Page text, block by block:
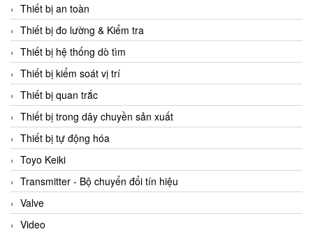
Thiết bị an toàn
Thiết bị đo lường & Kiểm tra
Thiết bị hệ thống dò tìm
Thiết bị kiểm soát vị trí
Thiết bị quan trắc
Thiết bị trong dây chuyền sản xuất
Thiết bị tự động hóa
Toyo Keiki
Transmitter - Bộ chuyển đổi tín hiệu
Valve
Video